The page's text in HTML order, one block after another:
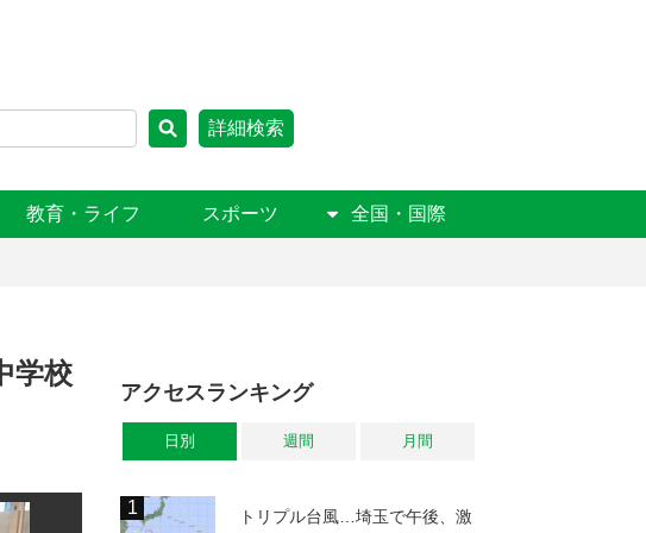
詳細検索
教育・ライフ スポーツ 全国・国際
学校
アクセスランキング
日別 週間 月間
トリプル台風…埼玉で午後、激